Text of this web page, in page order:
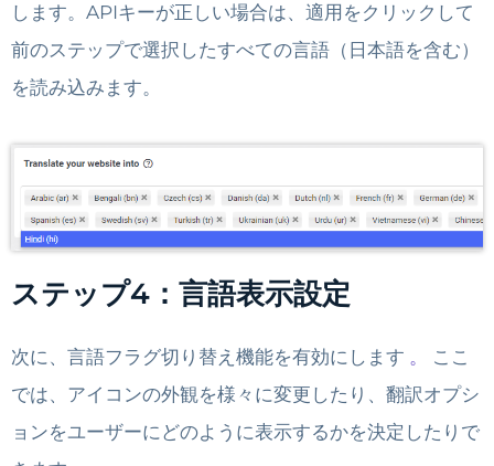
します。APIキーが正しい場合は、適用をクリックして
前のステップで選択したすべての言語（日本語を含む）
を読み込みます。
ステップ4：言語表示設定
次に、言語フラグ切り替え機能を有効にします 。
ここ
では、アイコンの外観を様々に変更したり、翻訳オプシ
ョンをユーザーにどのように表示するかを決定したりで